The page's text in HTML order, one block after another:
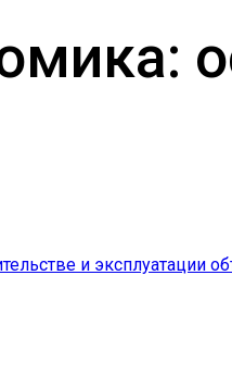
и эксплуатации